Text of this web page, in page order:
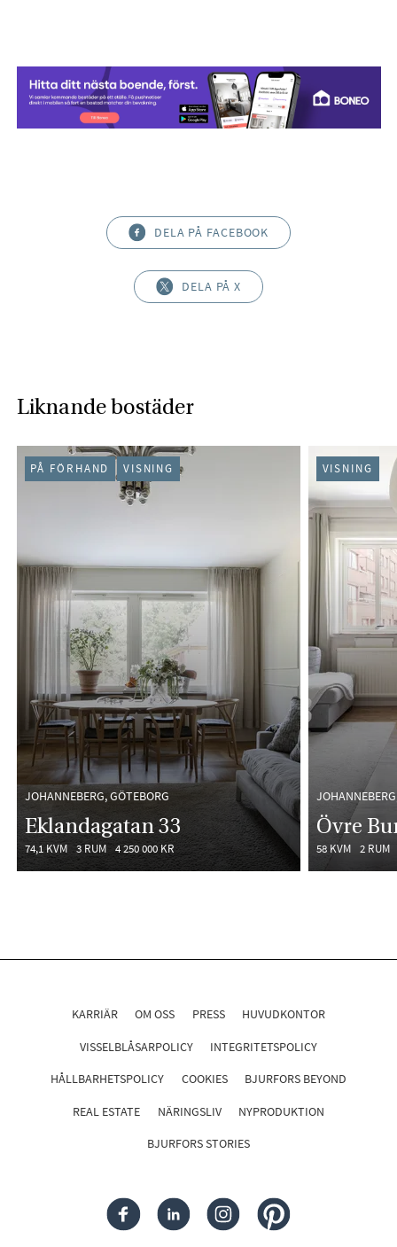
DELA PÅ FACEBOOK
DELA PÅ X
Liknande bostäder
JOHANNEBERG, GÖTEBORG
Eklandagatan 33
74,1 KVM 3 RUM 4 250 000 KR
PÅ FÖRHAND VISNING
Övre
58 KVM 2 RUM
VISNING
KARRIÄR OM OSS PRESS HUVUDKONTOR
VISSELBLÅSARPOLICY INTEGRITETSPOLICY
HÅLLBARHETSPOLICY COOKIES BJURFORS BEYOND
REAL ESTATE NÄRINGSLIV NYPRODUKTION
BJURFORS STORIES